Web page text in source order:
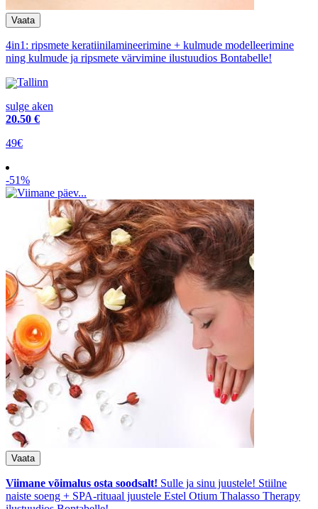
4in1: ripsmete keratiinilamineerimine + kulmude modelleerimine
ning kulmude ja ripsmete värvimine ilustuudios Bontabelle!
Tallinn
sulge aken
20.50 €
49€
-51%
Viimane võimalus osta soodsalt! Sulle ja sinu juustele! Stiilne
naiste soeng + SPA-rituaal juustele Estel Otium Thalasso Therapy